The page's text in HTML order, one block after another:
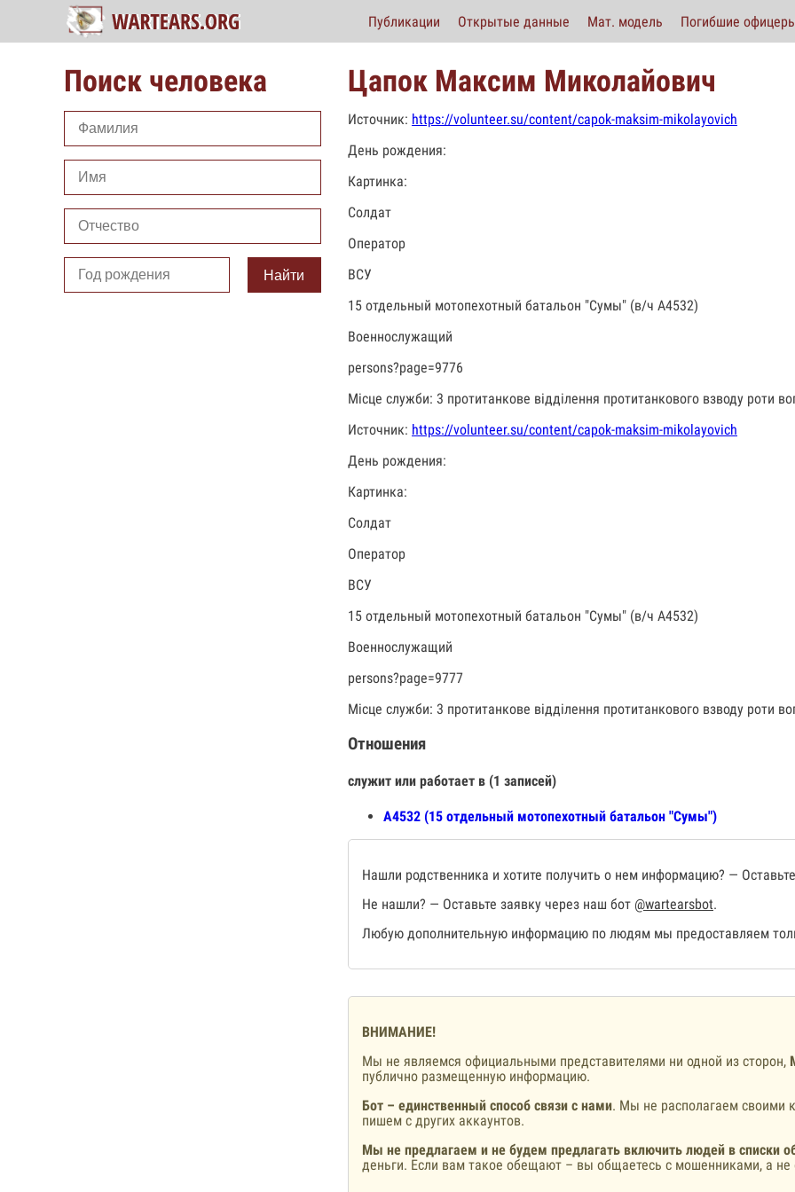
Публикации Открытые данные Мат. модель Погибшие
Поиск человека
Найти
Цапок Максим Миколайович
Источник: https://volunteer.su/content/capok-maksim-mikolayovich
День рождения:
Картинка:
Солдат
Оператор
ВСУ
15 отдельный мотопехотный батальон "Сумы" (в/ч А4532)
Военнослужащий
persons?page=9776
Місце служби: 3 протитанкове відділення протитанкового взводу роти
Источник: https://volunteer.su/content/capok-maksim-mikolayovich
День рождения:
Картинка:
Солдат
Оператор
ВСУ
15 отдельный мотопехотный батальон "Сумы" (в/ч А4532)
Военнослужащий
persons?page=9777
Місце служби: 3 протитанкове відділення протитанкового взводу роти
Отношения
служит или работает в (1 записей)
А4532 (15 отдельный мотопехотный батальон "Сумы")
Нашли родственника и хотите получить о нем информацию? —
Не нашли? — Оставьте заявку через наш бот @wartearsbot.
Любую дополнительную информацию по людям мы предоставляем
ВНИМАНИЕ!
Мы не являемся официальными представителями ни одной из сторон,
публично размещенную информацию.
Бот – единственный способ связи с нами. Мы не располагаем своими
пишем с других аккаунтов.
Мы не предлагаем и не будем предлагать включить людей в списки
деньги. Если вам такое обещают – вы общаетесь с мошенниками, а не